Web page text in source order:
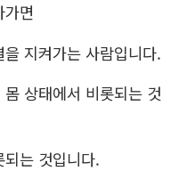
면
지켜가는 사람입니다.
상태에서 비롯되는 것
는 것입니다.